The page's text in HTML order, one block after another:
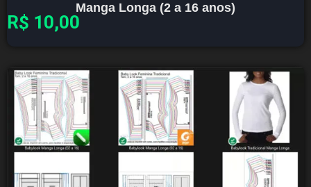
Manga Longa (2 a 16 anos)
R$ 10,00